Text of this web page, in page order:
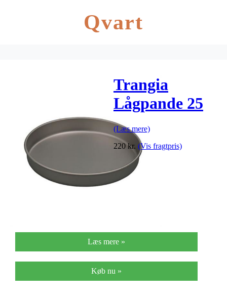
Qvart
Trangia
Lågpande 25
UL HA
(Læs mere)
220 kr. (Vis fragtpris)
Læs mere »
Køb nu »